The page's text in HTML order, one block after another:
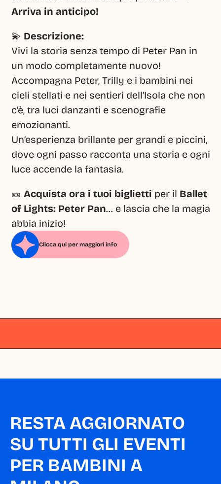
Arriva in anticipo!
💫 Descrizione:
Vivi la storia senza tempo di Peter Pan in
un modo completamente nuovo!
Accompagna Peter, Trilly e i bambini nei
cieli stellati e nei sentieri dell’Isola che non
c’è, tra luci danzanti e scenografie
emozionanti.
Un’esperienza brillante per grandi e piccini,
dove ogni passo racconta una storia e ogni
luce accende la fantasia.
🎫 Acquista ora i tuoi biglietti per il Ballet
of Lights: Peter Pan… e lascia che la magia
abbia inizio!
Clicca qui per maggiori info
RESTA AGGIORNATO
SU TUTTI GLI EVENTI
PER BAMBINI A